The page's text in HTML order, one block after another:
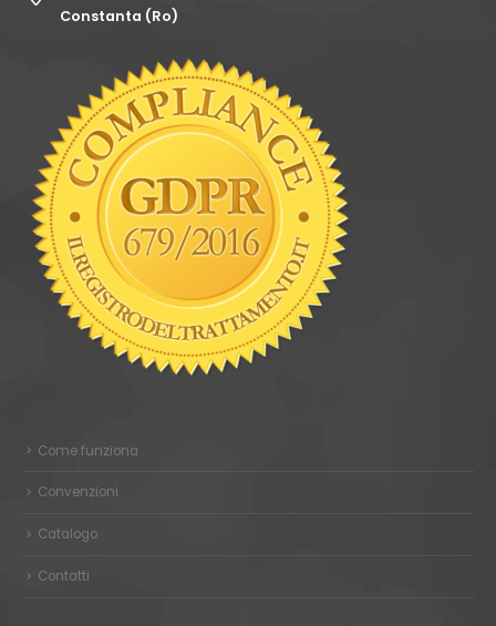
Constanta (Ro)
Come funziona
Convenzioni
Catalogo
Contatti